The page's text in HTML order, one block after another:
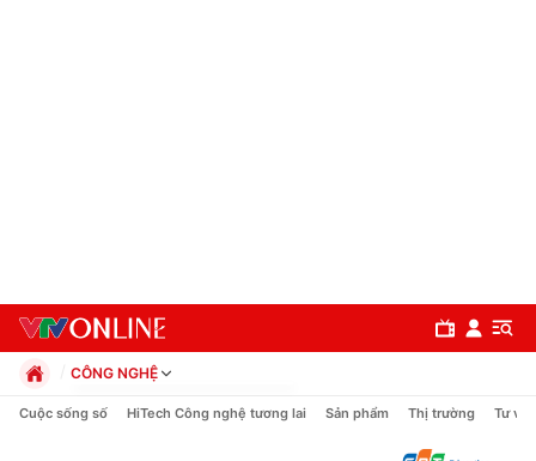
CÔNG NGHỆ
Chính trị
Cuộc sống số HiTech Công nghệ tương lai Sản phẩm Thị trường Tư vấn